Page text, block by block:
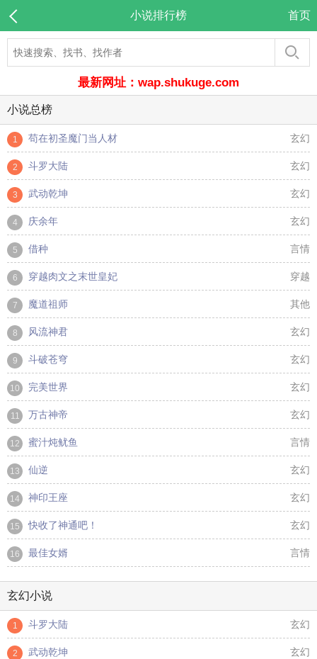
小说排行榜 首页
最新网址：wap.shukuge.com
小说总榜
1 苟在初圣魔门当人材 玄幻
2 斗罗大陆 玄幻
3 武动乾坤 玄幻
4 庆余年 玄幻
5 借种 言情
6 穿越肉文之末世皇妃 穿越
7 魔道祖师 其他
8 风流神君 玄幻
9 斗破苍穹 玄幻
10 完美世界 玄幻
11 万古神帝 玄幻
12 蜜汁炖鱿鱼 言情
13 仙逆 玄幻
14 神印王座 玄幻
15 快收了神通吧！ 玄幻
16 最佳女婿 言情
玄幻小说
1 斗罗大陆 玄幻
2 武动乾坤 玄幻